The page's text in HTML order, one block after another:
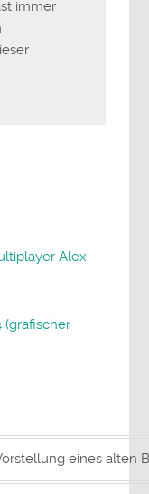
immer
Alex
(grafischer
eines alten